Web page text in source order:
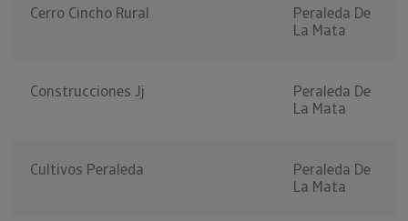
Cerro Cincho Rural
Peraleda De
La Mata
Construcciones Jj
Peraleda De
La Mata
Cultivos Peraleda
Peraleda De
La Mata